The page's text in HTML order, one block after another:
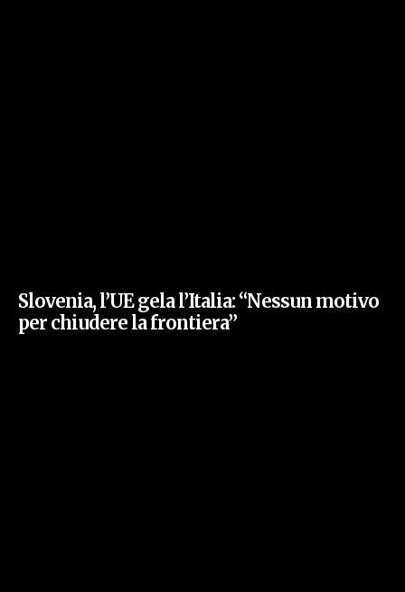
Slovenia, l’UE gela l’Italia: “Nessun motivo
per chiudere la frontiera”